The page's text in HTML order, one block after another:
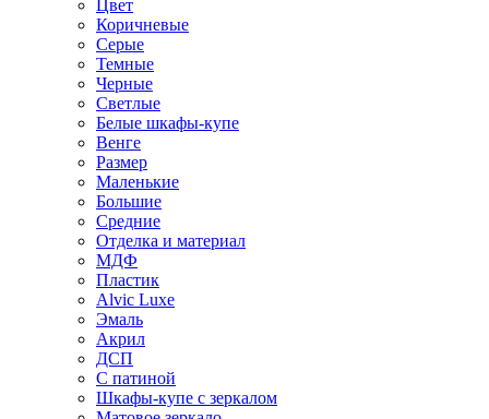
Цвет
Коричневые
Серые
Темные
Черные
Светлые
Белые шкафы-купе
Венге
Размер
Маленькие
Большие
Средние
Отделка и материал
МДФ
Пластик
Alvic Luxe
Эмаль
Акрил
ДСП
С патиной
Шкафы-купе с зеркалом